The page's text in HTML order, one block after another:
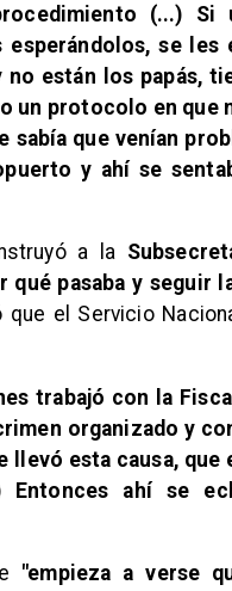
(...) Si
se les
están los papás,
un protocolo en que
sabía que venían
y ahí se
a la
qué pasaba y seguir
que el Servicio
trabajó con la
organizado y
llevó esta causa, que
ahí se
"empieza a verse